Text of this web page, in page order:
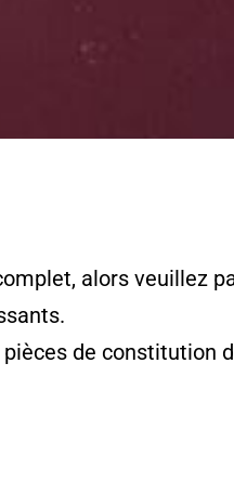
alors veuillez
de constitution